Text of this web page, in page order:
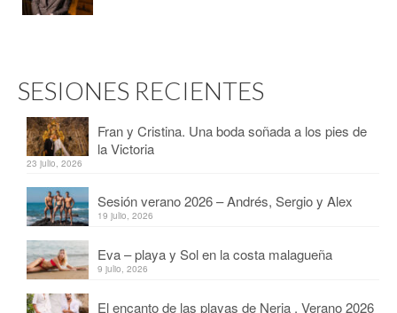
SESIONES RECIENTES
Fran y Cristina. Una boda soñada a los pies de
la Victoria
23 julio, 2026
Sesión verano 2026 – Andrés, Sergio y Alex
19 julio, 2026
Eva – playa y Sol en la costa malagueña
9 julio, 2026
El encanto de las playas de Nerja . Verano 2026